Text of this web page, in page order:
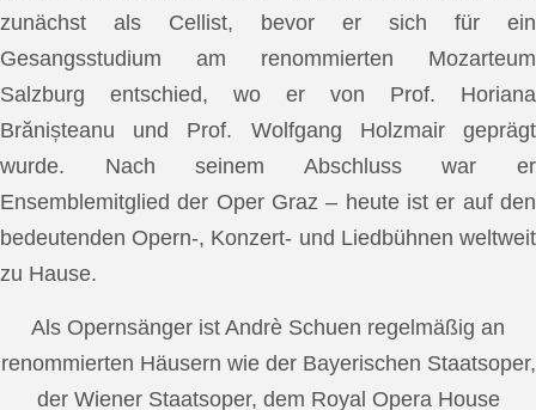
zunächst als Cellist, bevor er sich für ein
Gesangsstudium am renommierten Mozarteum
Salzburg entschied, wo er von Prof. Horiana
Brănișteanu und Prof. Wolfgang Holzmair geprägt
wurde. Nach seinem Abschluss war er
Ensemblemitglied der Oper Graz – heute ist er auf den
bedeutenden Opern-, Konzert- und Liedbühnen weltweit
zu Hause.
Als Opernsänger ist Andrè Schuen regelmäßig an
renommierten Häusern wie der Bayerischen Staatsoper,
der Wiener Staatsoper, dem Royal Opera House